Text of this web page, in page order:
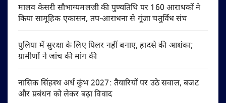
मालव केसरी सौभाग्यमलजी की पुण्यतिथि पर 160 आराधकों ने
किया सामूहिक एकासन, तप-आराधना से गूंजा चतुर्विध संघ
पुलिया में सुरक्षा के लिए पिलर नहीं बनाए, हादसे की आशंका;
ग्रामीणों ने जांच की मांग की
नासिक सिंहस्थ अर्ध कुंभ 2027: तैयारियों पर उठे सवाल, बजट
और प्रबंधन को लेकर बढ़ा विवाद